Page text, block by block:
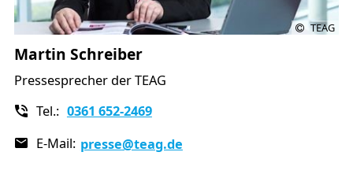
TEAG
Martin Schreiber
Pressesprecher der TEAG
Tel.: 0361 652-2469
E-Mail: presse@teag.de